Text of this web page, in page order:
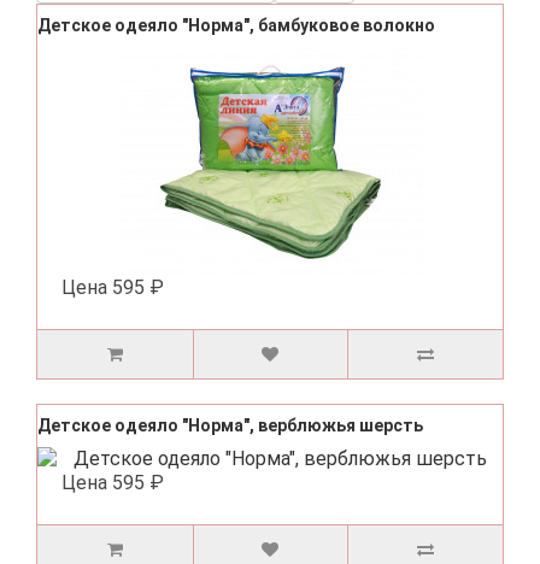
Детское одеяло "Норма", бамбуковое волокно
Цена 595 ₽
Детское одеяло "Норма", верблюжья шерсть
Цена 595 ₽